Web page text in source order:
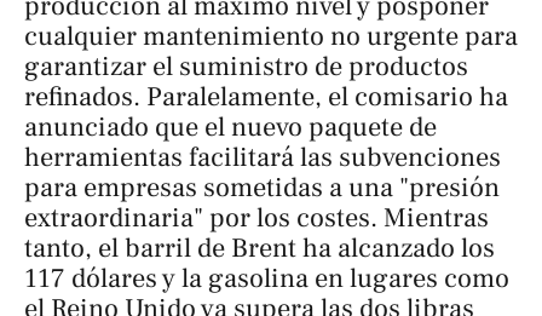
cualquier mantenimiento no urgente para
garantizar el suministro de productos
refinados. Paralelamente, el comisario ha
anunciado que el nuevo paquete de
herramientas facilitará las subvenciones
para empresas sometidas a una "presión
extraordinaria" por los costes. Mientras
tanto, el barril de Brent ha alcanzado los
117 dólares y la gasolina en lugares como
el Reino Unido ya supera las dos libras